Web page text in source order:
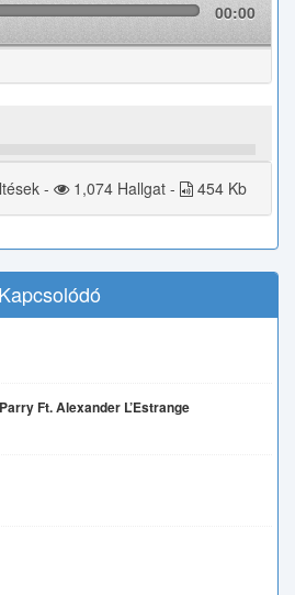
00:00
- 1,074 Hallgat - 454 Kb
Ft. Alexander L’Estrange